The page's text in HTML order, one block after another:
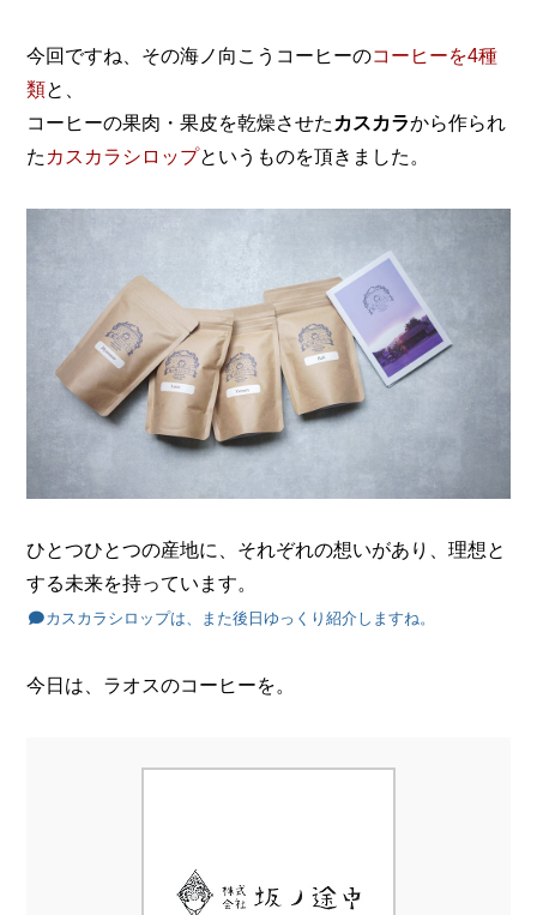
今回ですね、その海ノ向こうコーヒーのコーヒーを4種
類と、
コーヒーの果肉・果皮を乾燥させた カスカラから作られ
た カスカラシロップというものを頂きました。
ひとつひとつの産地に、それぞれの想いがあり、理想と
する未来を持っています。
カスカラシロップは、また後日ゆっくり紹介しますね。
今日は、ラオスのコーヒーを。